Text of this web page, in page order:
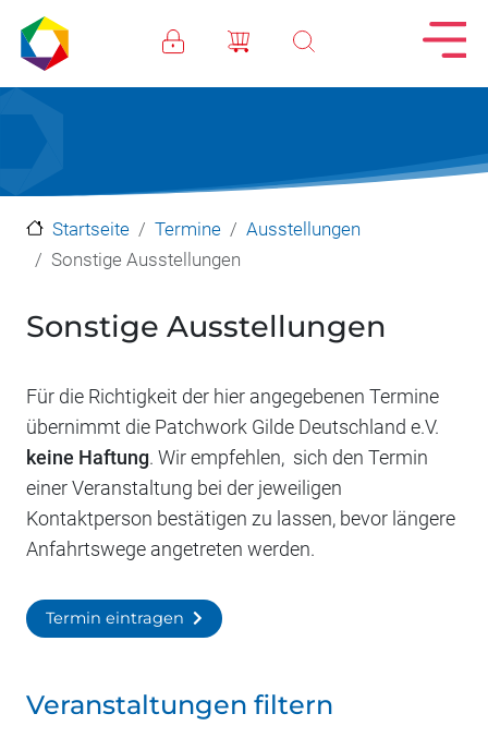
Direkt zum Inhalt
Startseite Termine
Ausstellungen
Sonstige Ausstellungen
Sonstige Ausstellungen
Für die Richtigkeit der hier angegebenen Termine
übernimmt die Patchwork Gilde Deutschland e.V.
keine Haftung. Wir empfehlen, sich den Termin
einer Veranstaltung bei der jeweiligen
Kontaktperson bestätigen zu lassen, bevor längere
Anfahrtswege angetreten werden.
Termin eintragen
Veranstaltungen filtern